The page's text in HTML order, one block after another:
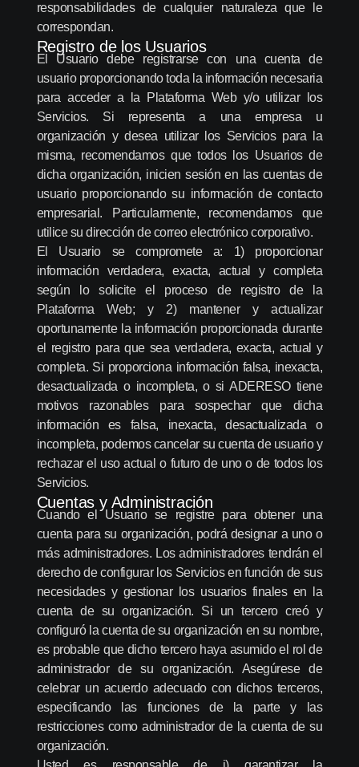
responsabilidades de cualquier naturaleza que le
correspondan.
Registro de los Usuarios
El Usuario debe registrarse con una cuenta de
usuario proporcionando toda la información necesaria
para acceder a la Plataforma Web y/o utilizar los
Servicios. Si representa a una empresa u
organización y desea utilizar los Servicios para la
misma, recomendamos que todos los Usuarios de
dicha organización, inicien sesión en las cuentas de
usuario proporcionando su información de contacto
empresarial. Particularmente, recomendamos que
utilice su dirección de correo electrónico corporativo.
El Usuario se compromete a: 1) proporcionar
información verdadera, exacta, actual y completa
según lo solicite el proceso de registro de la
Plataforma Web; y 2) mantener y actualizar
oportunamente la información proporcionada durante
el registro para que sea verdadera, exacta, actual y
completa. Si proporciona información falsa, inexacta,
desactualizada o incompleta, o si ADERESO tiene
motivos razonables para sospechar que dicha
información es falsa, inexacta, desactualizada o
incompleta, podemos cancelar su cuenta de usuario y
rechazar el uso actual o futuro de uno o de todos los
Servicios.
Cuentas y Administración
Cuando el Usuario se registre para obtener una
cuenta para su organización, podrá designar a uno o
más administradores. Los administradores tendrán el
derecho de configurar los Servicios en función de sus
necesidades y gestionar los usuarios finales en la
cuenta de su organización. Si un tercero creó y
configuró la cuenta de su organización en su nombre,
es probable que dicho tercero haya asumido el rol de
administrador de su organización. Asegúrese de
celebrar un acuerdo adecuado con dichos terceros,
especificando las funciones de la parte y las
restricciones como administrador de la cuenta de su
organización.